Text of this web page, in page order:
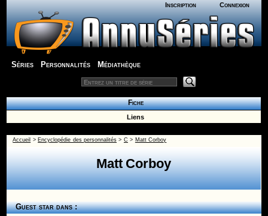
Inscription Connexion
Séries Personnalités Médiathèque
Fiche
Liens
Accueil > Encyclopédie des personnalités > C > Matt Corboy
Matt Corboy
Guest star dans :